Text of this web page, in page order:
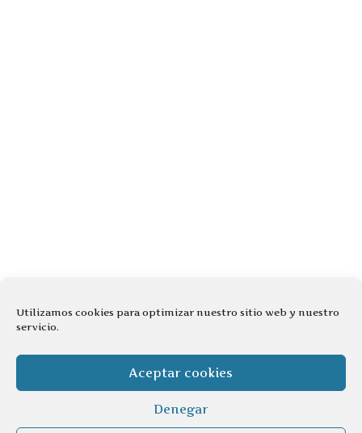
Utilizamos cookies para optimizar nuestro sitio web y nuestro
servicio.
Aceptar cookies
Denegar